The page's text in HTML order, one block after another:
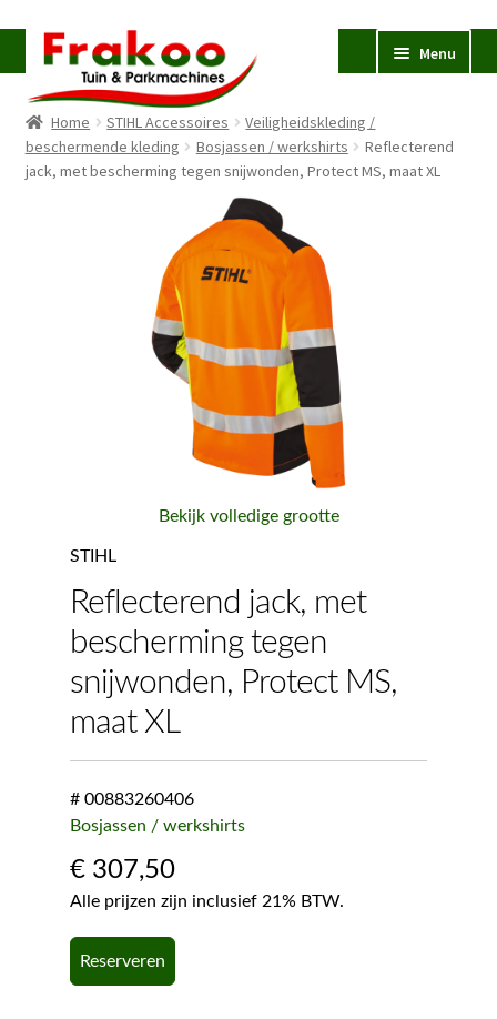
Ga
door
naar
navigatie
Ga
naar
de
inhoud
Menu
Homepage
Verkoop en Reparatie
Home STIHL Accessoires
Veiligheidskleding /
beschermende kleding
Bosjassen / werkshirts
Reflecterend
jack, met bescherming tegen snijwonden, Protect MS, maat XL
Bekijk volledige grootte
STIHL
Reflecterend jack, met
bescherming tegen
snijwonden, Protect MS,
maat XL
# 00883260406
Bosjassen / werkshirts
€307,50
Alle prijzen zijn inclusief 21% BTW.
Reserveren